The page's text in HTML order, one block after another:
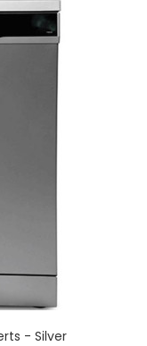
- Silver